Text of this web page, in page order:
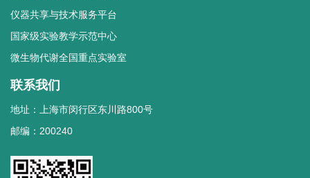
仪器共享与技术服务平台
国家级实验教学示范中心
微生物代谢全国重点实验室
联系我们
地址：上海市闵行区东川路800号
邮编：200240